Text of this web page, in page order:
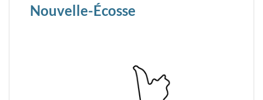
Nouvelle-Écosse